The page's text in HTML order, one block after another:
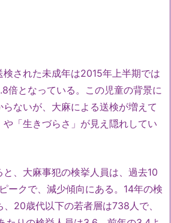
された未成年は2015年上半期では
倍となっている。この児童の背景に
ないが、大麻による送検が増えて
「生きづらさ」が見え隠れしてい
、大麻事犯の検挙人員は、過去10
ークで、減少傾向にある。14年の検
20歳代以下の若者層は738人で、